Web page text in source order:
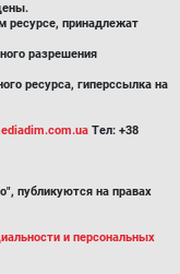
ресурсе, принадлежат
разрешения
ресурса, гиперссылка на
Тел: +38
публикуются на правах
и персональных